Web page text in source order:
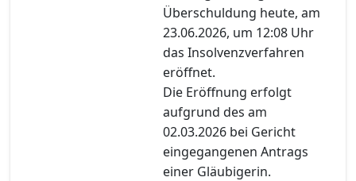
Überschuldung heute, am
23.06.2026, um 12:08 Uhr
das Insolvenzverfahren
eröffnet.
Die Eröffnung erfolgt
aufgrund des am
02.03.2026 bei Gericht
eingegangenen Antrags
einer Gläubigerin.